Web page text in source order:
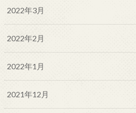
2022年3月
2022年2月
2022年1月
2021年12月